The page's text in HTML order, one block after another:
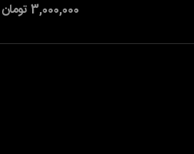
3,000,000 تومان